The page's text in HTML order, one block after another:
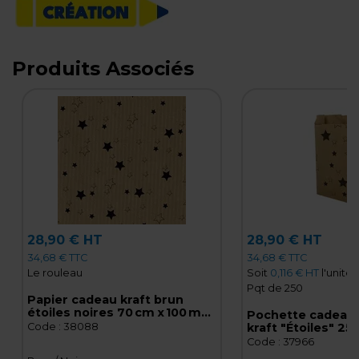
Produits Associés
28,90 € HT
34,68 € TTC
Le rouleau
Papier cadeau kraft brun
étoiles noires 70 cm x 100 m
60 g/m² - le rouleau
Code : 38088
28,90 € HT
34,68 € TTC
Soit 0,116 € HTl'unité
Pqt de 250
Pochette cadeau
kraft "Étoiles" 25
cm - Lot de 250
Code : 37966